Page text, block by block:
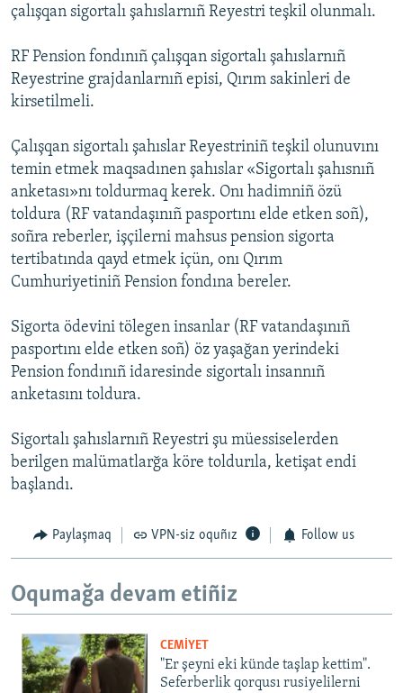
çalışqan sigortalı şahıslarnıñ Reyestri teşkil olunmalı.
RF Pension fondınıñ çalışqan sigortalı şahıslarnıñ
Reyestrine grajdanlarnıñ episi, Qırım sakinleri de
kirsetilmeli.
Çalışqan sigortalı şahıslar Reyestriniñ teşkil olunuvını
temin etmek maqsadınen şahıslar «Sigortalı şahısnıñ
anketası»nı toldurmaq kerek. Onı hadimniñ özü
toldura (RF vatandaşınıñ pasportını elde etken soñ),
soñra reberler, işçilerni mahsus pension sigorta
tertibatında qayd etmek içün, onı Qırım
Cumhuriyetiniñ Pension fondına bereler.
Sigorta ödevini tölegen insanlar (RF vatandaşınıñ
pasportını elde etken soñ) öz yaşağan yerindeki
Pension fondınıñ idaresinde sigortalı insannıñ
anketasını toldura.
Sigortalı şahıslarnıñ Reyestri şu müessiselerden
berilgen malümatlarğa köre toldurıla, ketişat endi
başlandı.
Paylaşmaq VPN-siz oquñız Follow us
Oqumağa devam etiñiz
CEMİYET
"Er şeyni eki künde taşlap kettim".
Seferberlik qorqusı rusiyelilerni